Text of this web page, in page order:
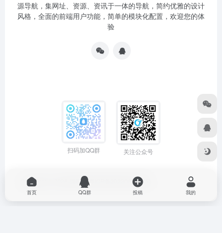
源导航，集网址、资源、资讯于一体的导航，简约优雅的设计
风格，全面的前端用户功能，简单的模块化配置，欢迎您的体
验
扫码加QQ群 关注公众号
Copyright © 2026 源导航 粤ICP备2022064704号
首页 QQ群 投稿 我的